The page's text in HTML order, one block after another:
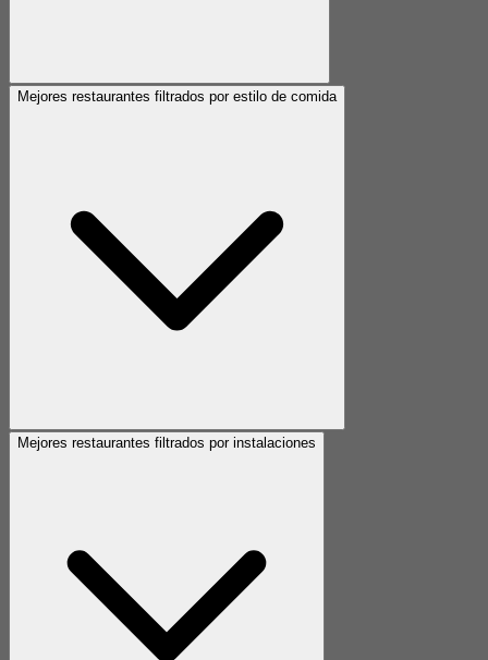
Mejores restaurantes filtrados por estilo de comida
Mejores restaurantes filtrados por instalaciones